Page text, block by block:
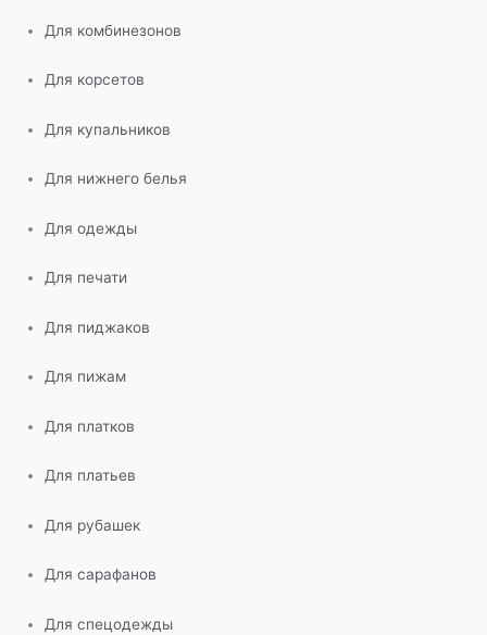
Для комбинезонов
Для корсетов
Для купальников
Для нижнего белья
Для одежды
Для печати
Для пиджаков
Для пижам
Для платков
Для платьев
Для рубашек
Для сарафанов
Для спецодежды